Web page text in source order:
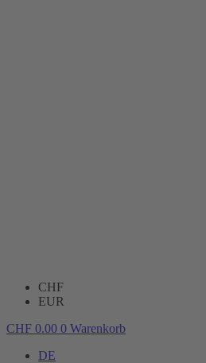
CHF
EUR
CHF 0.00 0 Warenkorb
DE